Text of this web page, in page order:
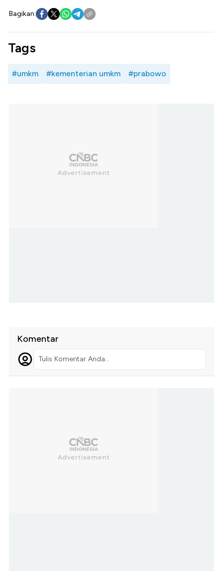
Bagikan:
Tags
#umkm #kementerian umkm #prabowo
Komentar
Tulis Komentar Anda...